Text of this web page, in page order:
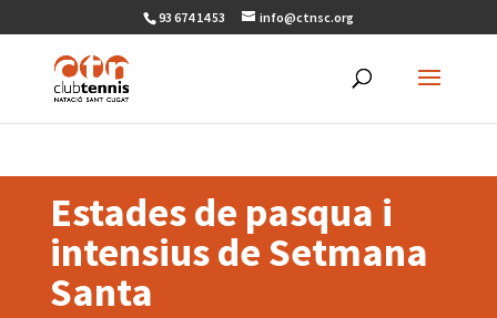
93 674 14 53 info@ctnsc.org
Estades de pasqua i
intensius de Setmana
Santa